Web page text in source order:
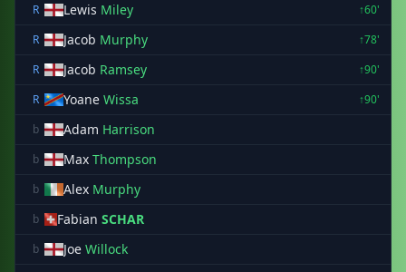
R
Lewis Miley
↑60'
R
Jacob Murphy
↑78'
R
Jacob Ramsey
↑90'
R
Yoane Wissa
↑90'
b
Adam Harrison
b Max Thompson
b Alex Murphy
b Fabian SCHAR
b Joe Willock